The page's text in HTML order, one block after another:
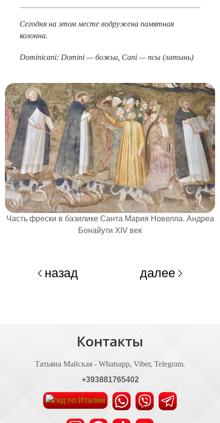
Сегодня на этом месте водружена памятная
колонна.
Dominicani: Domini — божьи, Cani — псы (латынь)
Часть фрески в базилике Санта Мария Новелла. Андреа
Бонайути XIV век
назад далее
Контакты
Татьяна Майская - Whatsapp, Viber, Telegram.
+393881765402